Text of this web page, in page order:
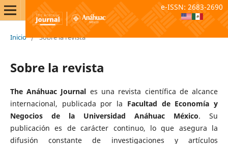
Inicio / Sobre la revista
Sobre la revista
The Anáhuac Journal es una revista científica de alcance
internacional, publicada por la Facultad de Economía y
Negocios de la Universidad Anáhuac México. Su
publicación es de carácter continuo, lo que asegura la
difusión constante de investigaciones y artículos
e-ISSN: 2683-2690